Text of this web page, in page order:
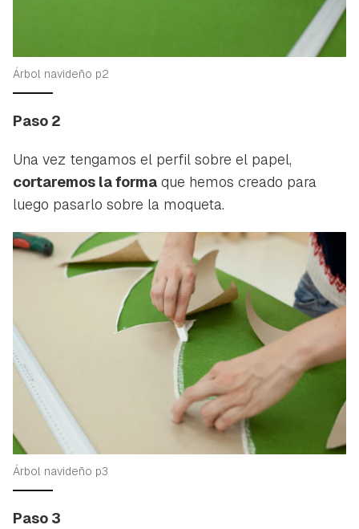
Árbol navideño p2
Paso 2
Una vez tengamos el perfil sobre el papel,
cortaremos la forma que hemos creado para
luego pasarlo sobre la moqueta.
Árbol navideño p3
Paso 3